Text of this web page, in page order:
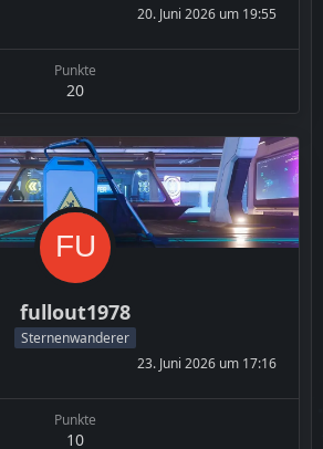
20. Juni 2026 um 19:55
Punkte
20
fullout1978
Sternenwanderer
23. Juni 2026 um 17:16
Punkte
10